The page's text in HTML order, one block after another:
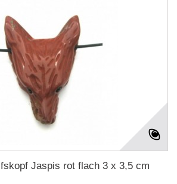
Jaspis rot flach 3 x 3,5 cm